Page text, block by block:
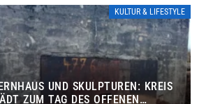
KULTUR & LIFESTYLE
UND SKULPTUREN: KREIS
ZUM TAG DES OFFENEN